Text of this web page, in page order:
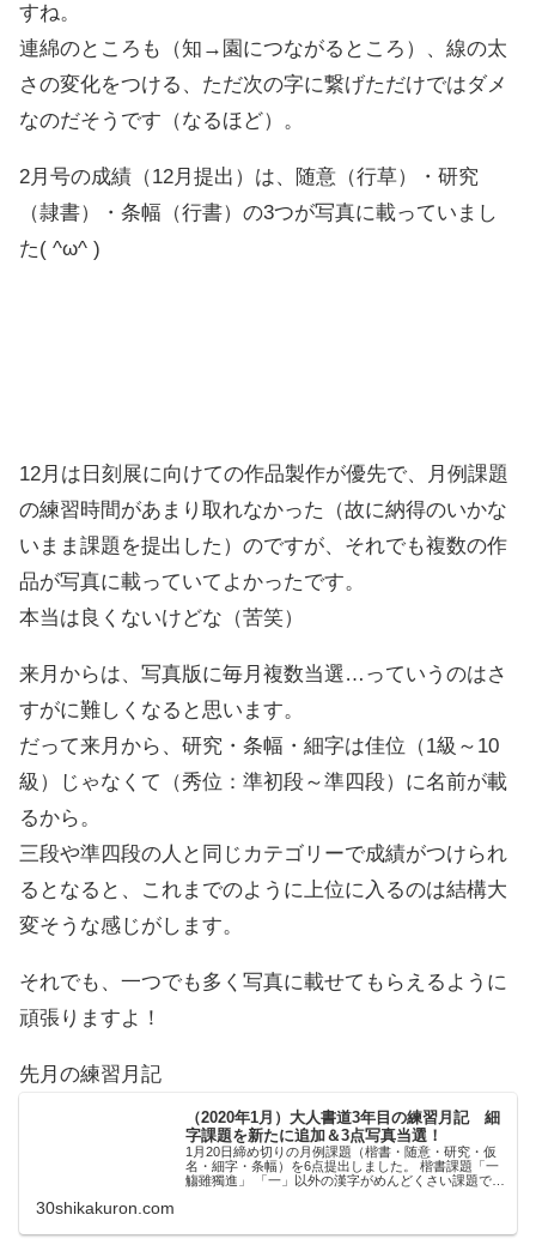
すね。
連綿のところも（知→園につながるところ）、線の太
さの変化をつける、ただ次の字に繋げただけではダメ
なのだそうです（なるほど）。
2月号の成績（12月提出）は、随意（行草）・研究
（隷書）・条幅（行書）の3つが写真に載っていまし
た( ^ω^ )
12月は日刻展に向けての作品製作が優先で、月例課題
の練習時間があまり取れなかった（故に納得のいかな
いまま課題を提出した）のですが、それでも複数の作
品が写真に載っていてよかったです。
本当は良くないけどな（苦笑）
来月からは、写真版に毎月複数当選…っていうのはさ
すがに難しくなると思います。
だって来月から、研究・条幅・細字は佳位（1級～10
級）じゃなくて（秀位：準初段～準四段）に名前が載
るから。
三段や準四段の人と同じカテゴリーで成績がつけられ
るとなると、これまでのように上位に入るのは結構大
変そうな感じがします。
それでも、一つでも多く写真に載せてもらえるように
頑張りますよ！
先月の練習月記
（2020年1月）大人書道3年目の練習月記 細
字課題を新たに追加＆3点写真当選！
1月20日締め切りの月例課題（楷書・随意・研究・仮
名・細字・条幅）を6点提出しました。 楷書課題「一
觴雖獨進」 「一」以外の漢字がめんどくさい課題であ
30shikakuron.com